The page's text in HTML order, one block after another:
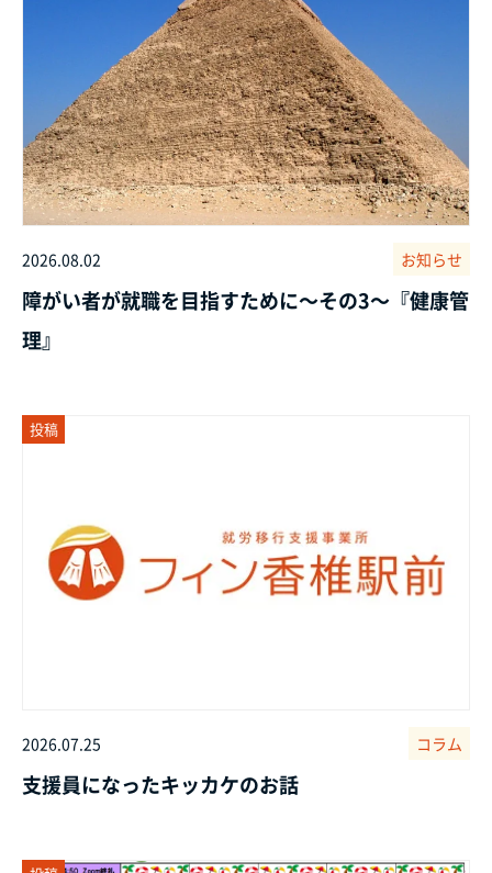
2026.08.02 お知らせ
障がい者が就職を目指すために～その3～『健康管
理』
投稿
2026.07.25 コラム
支援員になったキッカケのお話